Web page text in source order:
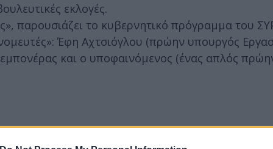
εκλογές.
παρουσιάζει το κυβερνητικό πρόγραμμα του
Έφη Αχτσιόγλου (πρώην υπουργός
και ο υποφαινόμενος (ένας απλός